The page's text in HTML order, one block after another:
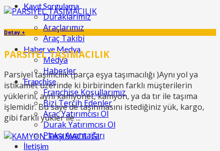
Kayıt Sorgulama
Duraklarımız
Araçlarımız
Araç Takibi
Haber ve Medya
Medya
Haberler
Franchise
Franchise Koşullarımız
Bizi Tercih Edenler
Araç Yatırımcısı Ol
Durak Yatırımcısı Ol
Plaka Avantajları
İletişim
Detay +
PARSİYEL TAŞIMACILIK
Parsiyel taşımcılık (parça eşya taşımacılığı )Aynı yol ya
istikamet üzerinde ki birbirinden farklı müşterilerin
yüklerini, aynı kamyonet, kamyon, ya da tır ile taşıma
işlemidir. Bu saye de taşınmasını istediğiniz yük, kargo,
gibi farklı yükler ile ...